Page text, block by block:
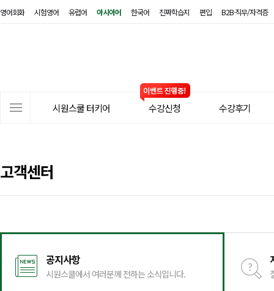
영어회화 시험영어 유럽어 아시아어 한국어 진짜학습지 편입 B2B·직무/자격증
시원스쿨 터키어 수강신청 수강후기
고객센터
공지사항
시원스쿨에서 여러분께 전하는 소식입니다.